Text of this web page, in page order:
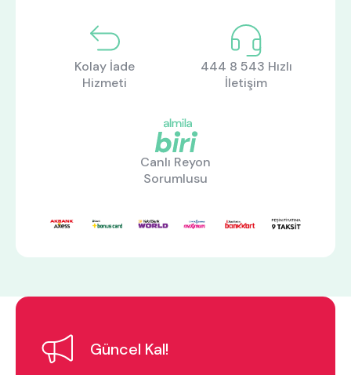
Kolay İade
Hizmeti
444 8 543 Hızlı
İletişim
Canlı Reyon
Sorumlusu
Güncel Kal!